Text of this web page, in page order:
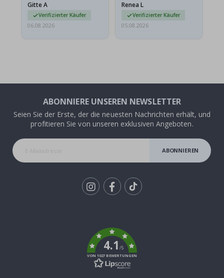
Gitte A
Verifizierter Käufer
06.08.2026
beschädigt…
Renea L
Verifizierter Käufer
05.08.2026
ABONNIERE UNSEREN NEWSLETTER
Seien Sie der Erste, der die neuesten Nachrichten erhält, und
profitieren Sie von unseren exklusiven Angeboten.
ABONNIEREN
4.1/5
VON 1027 BEWERTUNGEN